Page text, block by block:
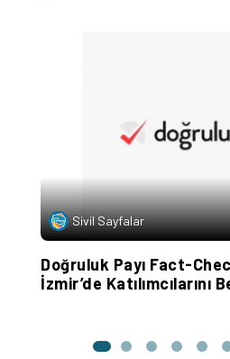
Sivil Sayfalar
Doğruluk Payı Fact-
İzmir’de Katılımcılarını